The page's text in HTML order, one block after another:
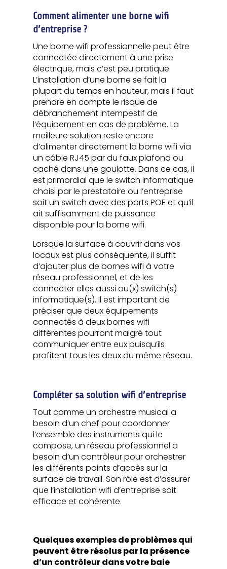
Comment alimenter une borne wifi
d’entreprise ?
Une borne wifi professionnelle peut être
connectée directement à une prise
électrique, mais c’est peu pratique.
L’installation d’une borne se fait la
plupart du temps en hauteur, mais il faut
prendre en compte le risque de
débranchement intempestif de
l’équipement en cas de problème. La
meilleure solution reste encore
d’alimenter directement la borne wifi via
un câble RJ45 par du faux plafond ou
caché dans une goulotte. Dans ce cas, il
est primordial que le switch informatique
choisi par le prestataire ou l’entreprise
soit un switch avec des ports POE et qu’il
ait suffisamment de puissance
disponible pour la borne wifi.
Lorsque la surface à couvrir dans vos
locaux est plus conséquente, il suffit
d’ajouter plus de bornes wifi à votre
réseau professionnel, et de les
connecter elles aussi au(x) switch(s)
informatique(s). Il est important de
préciser que deux équipements
connectés à deux bornes wifi
différentes pourront malgré tout
communiquer entre eux puisqu’ils
profitent tous les deux du même réseau.
Compléter sa solution wifi d’entreprise
Tout comme un orchestre musical a
besoin d’un chef pour coordonner
l’ensemble des instruments qui le
compose, un réseau professionnel a
besoin d’un contrôleur pour orchestrer
les différents points d’accès sur la
surface de travail. Son rôle est d’assurer
que l’installation wifi d’entreprise soit
efficace et cohérente.
Quelques exemples de problèmes qui
peuvent être résolus par la présence
d’un contrôleur dans votre baie